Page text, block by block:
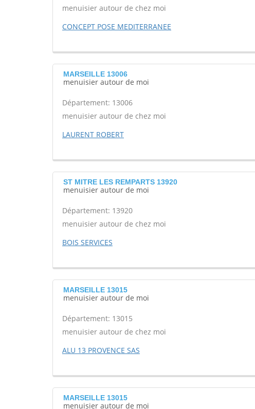
menuisier autour de chez moi
CONCEPT POSE MEDITERRANEE
MARSEILLE 13006
menuisier autour de moi
Département: 13006
menuisier autour de chez moi
LAURENT ROBERT
ST MITRE LES REMPARTS 13920
menuisier autour de moi
Département: 13920
menuisier autour de chez moi
BOIS SERVICES
MARSEILLE 13015
menuisier autour de moi
Département: 13015
menuisier autour de chez moi
ALU 13 PROVENCE SAS
MARSEILLE 13015
menuisier autour de moi